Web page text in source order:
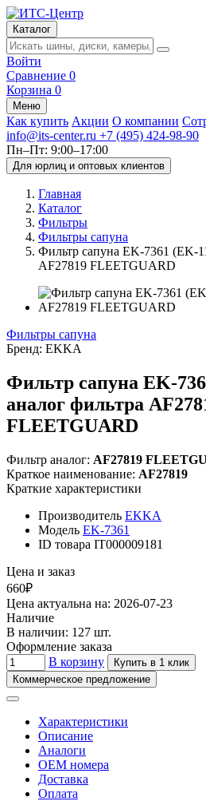
Каталог
Войти
Сравнение 0
Корзина 0
Меню
Как купить Акции О компании
info@its-center.ru +7 (495) 424-98-90
Пн–Пт: 9:00–17:00
Для юрлиц и оптовых клиентов
Главная
Каталог
Фильтры
Фильтры сапуна
Фильтр сапуна EK-7361 (EK-
AF27819 FLEETGUARD
Фильтры сапуна
Бренд: EKKA
Фильтр сапуна EK-
аналог фильтра
FLEETGUARD
Фильтр аналог: AF27819
Краткое наименование: AF27819
Краткие характеристики
Производитель EKKA
Модель EK-7361
ID товара IT000009181
Цена и заказ
660₽
Цена актуальна на: 2026-07-23
Наличие
В наличии: 127 шт.
Оформление заказа
В корзину
Купить в 1 клик
Коммерческое предложение
Характеристики
Описание
Аналоги
OEM номера
Доставка
Оплата